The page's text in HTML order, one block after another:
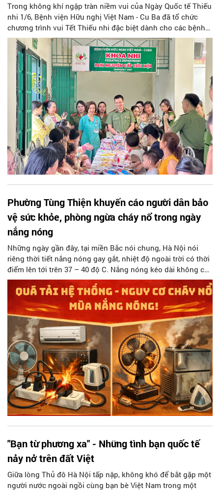
Trong không khí ngập tràn niềm vui của Ngày Quốc tế Thiếu
nhi 1/6, Bệnh viện Hữu nghị Việt Nam - Cu Ba đã tổ chức
chương trình vui Tết Thiếu nhi đặc biệt dành cho các bệnh
nhi đang điều trị nội trú tại đây. Chương trình diễn ra trong
không khí vô cùng ấm áp, vui tươi với nhiều hoạt động trải
nghiệm ý nghĩa. Sự kiện không chỉ mang lại tiếng cười rộn
rã mà còn tiếp thêm nguồn động viên tinh thần to lớn cho
các chiến binh nhí đang ngày ngày kiên cường chiến đấu
với bệnh tật để sớm trở về với gia đình.
Phường Tùng Thiện khuyến cáo người dân bảo
vệ sức khỏe, phòng ngừa cháy nổ trong ngày
nắng nóng
Những ngày gần đây, tại miền Bắc nói chung, Hà Nội nói
riêng thời tiết nắng nóng gay gắt, nhiệt độ ngoài trời có thời
điểm lên tới trên 37 – 40 độ C. Nắng nóng kéo dài không chỉ
ảnh hưởng trực tiếp đến sức khỏe Nhân dân mà còn làm gia
tăng nguy cơ cháy, nổ, chập điện tại khu dân cư, hộ gia đình,
cơ sở sản xuất, kinh doanh, chợ, nhà trọ, kho bãi và các
điểm tập kết vật liệu dễ cháy.
"Bạn từ phương xa" - Những tình bạn quốc tế
nảy nở trên đất Việt
Giữa lòng Thủ đô Hà Nội tấp nập, không khó để bắt gặp một
người nước ngoài ngồi cùng bạn bè Việt Nam trong một